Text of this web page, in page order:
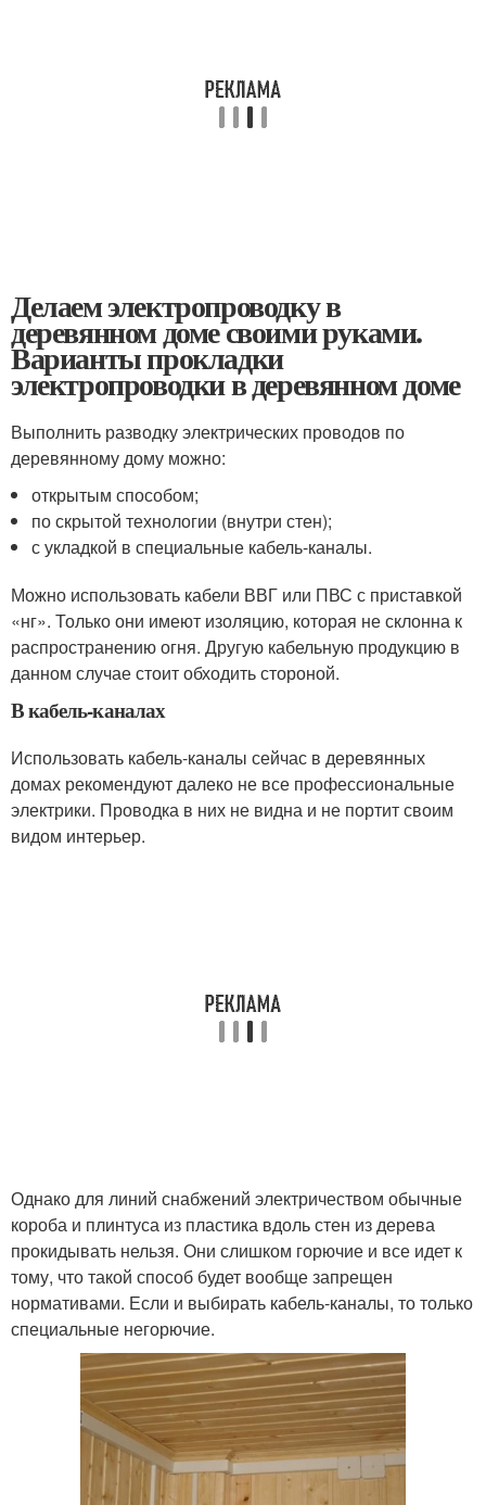
Делаем электропроводку в
деревянном доме своими руками.
Варианты прокладки
электропроводки в деревянном доме
Выполнить разводку электрических проводов по
деревянному дому можно:
открытым способом;
по скрытой технологии (внутри стен);
с укладкой в специальные кабель-каналы.
Можно использовать кабели ВВГ или ПВС с приставкой
«нг». Только они имеют изоляцию, которая не склонна к
распространению огня. Другую кабельную продукцию в
данном случае стоит обходить стороной.
В кабель-каналах
Использовать кабель-каналы сейчас в деревянных
домах рекомендуют далеко не все профессиональные
электрики. Проводка в них не видна и не портит своим
видом интерьер.
Однако для линий снабжений электричеством обычные
короба и плинтуса из пластика вдоль стен из дерева
прокидывать нельзя. Они слишком горючие и все идет к
тому, что такой способ будет вообще запрещен
нормативами. Если и выбирать кабель-каналы, то только
специальные негорючие.